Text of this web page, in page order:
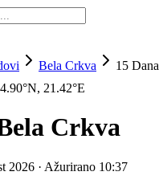
Bela Crkva
15 Dana
°N, 21.42°E
Crkva
2026 · Ažurirano 10:37